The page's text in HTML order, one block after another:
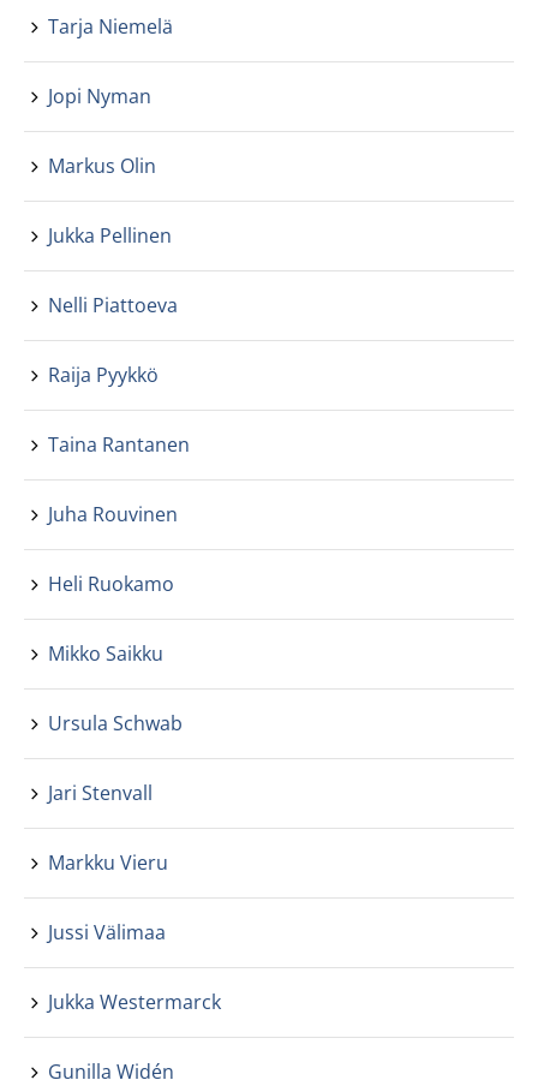
Tarja Niemelä
Jopi Nyman
Markus Olin
Jukka Pellinen
Nelli Piattoeva
Raija Pyykkö
Taina Rantanen
Juha Rouvinen
Heli Ruokamo
Mikko Saikku
Ursula Schwab
Jari Stenvall
Markku Vieru
Jussi Välimaa
Jukka Westermarck
Gunilla Widén